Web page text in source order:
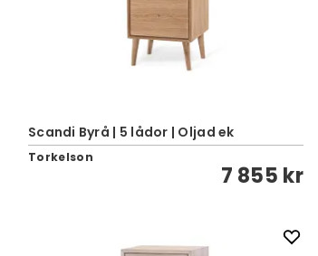
Scandi Byrå | 5 lådor | Oljad ek
Torkelson
7 855 kr